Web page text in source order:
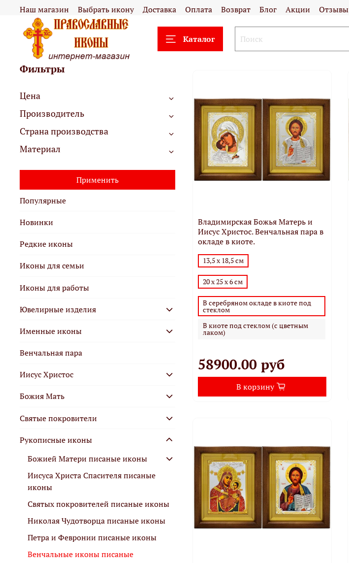
Наш магазин Выбрать икону Доставка Оплата Возврат Блог Акции Отзывы
Каталог
Владимирская Божья Матерь и
Иисус Христос. Венчальная пара в
окладе в киоте.
13,5 х 18,5 см
20 х 25 х 6 см
В серебряном окладе в киоте под
стеклом
В киоте под стеклом (с цветным
лаком)
58900.00 руб
В корзину
Фильтры
Цена
Производитель
Страна производства
Материал
Применить
Популярные
Новинки
Редкие иконы
Иконы для семьи
Иконы для работы
Ювелирные изделия
Именные иконы
Венчальная пара
Иисус Христос
Божия Mать
Святые покровители
Рукописные иконы
Божией Матери писаные иконы
Иисуса Христа Спасителя писаные
иконы
Святых покровителей писаные иконы
Николая Чудотворца писаные иконы
Петра и Февронии писаные иконы
Венчальные иконы писаные